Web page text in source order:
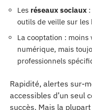
Les réseaux sociaux
outils de veille sur les
La cooptation :
numérique, mais
professionnels
Rapidité, alertes sur-
accessibles d’un seul
succès. Mais la